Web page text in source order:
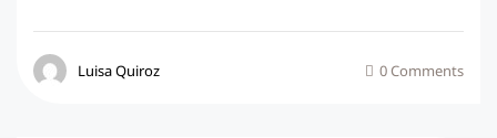
Luisa Quiroz 0 Comments